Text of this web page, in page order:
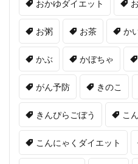
おかゆダイエット
お粥 お茶 か
かぶ かぼちゃ
がん予防 きのこ
きんぴらごぼう こ
こんにゃくダイエット